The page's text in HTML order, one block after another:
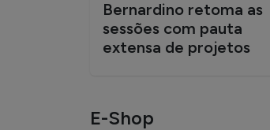
Bernardino retoma as
sessões com pauta
extensa de projetos
E-Shop